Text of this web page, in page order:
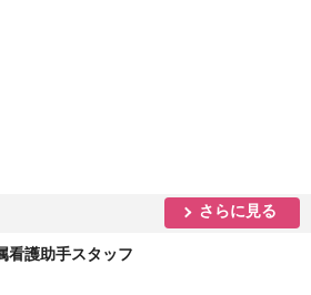
さらに見る
看護助手スタッフ